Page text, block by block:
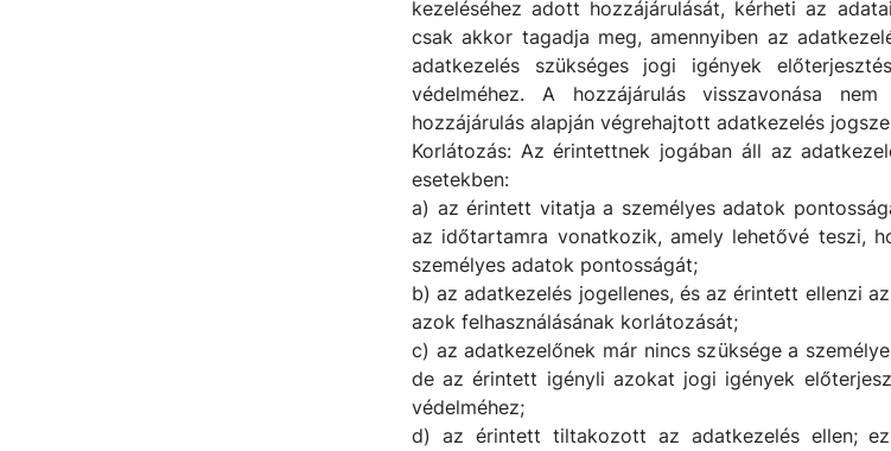
kezeléséhez adott hozzájárulását, kérheti az
csak akkor tagadja meg, amennyiben az
adatkezelés szükséges jogi igények
védelméhez. A hozzájárulás visszavonása
hozzájárulás alapján végrehajtott adatkezelés
Korlátozás: Az érintettnek jogában áll az
esetekben:
a) az érintett vitatja a személyes adatok
az időtartamra vonatkozik, amely lehetővé teszi,
személyes adatok pontosságát;
b) az adatkezelés jogellenes, és az érintett ellenzi
azok felhasználásának korlátozását;
c) az adatkezelőnek már nincs szüksége a
de az érintett igényli azokat jogi igények
védelméhez;
d) az érintett tiltakozott az adatkezelés ellen;